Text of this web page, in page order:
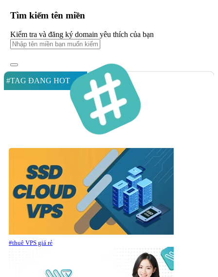
Tìm kiếm tên miền
Kiểm tra và đăng ký domain yêu thích của bạn
#TAG ĐANG HOT
#thuê VPS giá rẻ